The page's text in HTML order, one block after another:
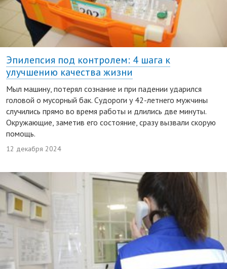
Эпилепсия под контролем: 4 шага к
улучшению качества жизни
Мыл машину, потерял сознание и при падении ударился
головой о мусорный бак. Судороги у 42-летнего мужчины
случились прямо во время работы и длились две минуты.
Окружающие, заметив его состояние, сразу вызвали скорую
помощь.
12 декабря 2024